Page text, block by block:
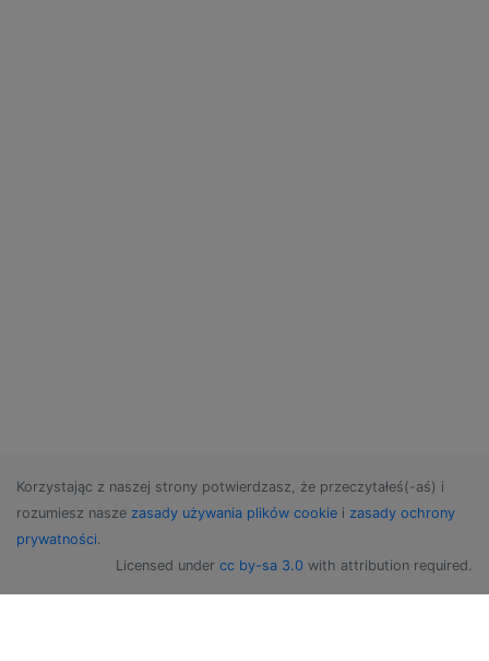
Korzystając z naszej strony potwierdzasz, że przeczytałeś(-aś) i
rozumiesz nasze zasady używania plików cookie i zasady ochrony
prywatności.
Licensed under cc by-sa 3.0 with attribution required.